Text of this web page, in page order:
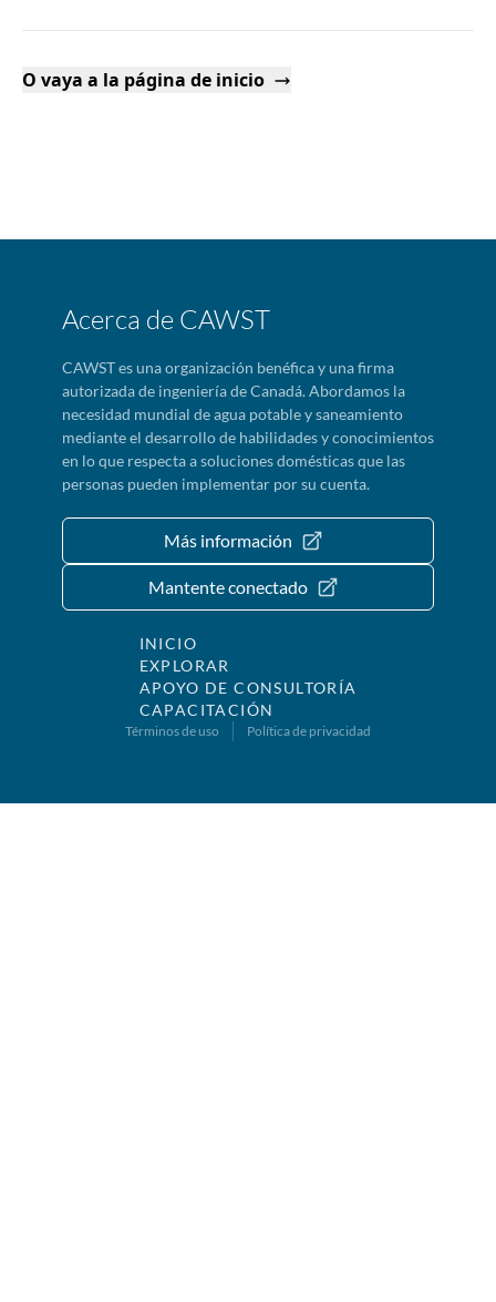
O vaya a la página de inicio
Acerca de CAWST
CAWST es una organización benéfica y una firma
autorizada de ingeniería de Canadá. Abordamos la
necesidad mundial de agua potable y saneamiento
mediante el desarrollo de habilidades y conocimientos
en lo que respecta a soluciones domésticas que las
personas pueden implementar por su cuenta.
Más información
Mantente conectado
INICIO
EXPLORAR
APOYO DE CONSULTORÍA
CAPACITACIÓN
Términos de uso Política de privacidad